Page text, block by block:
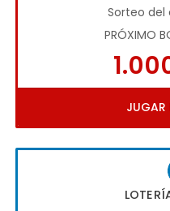
Sorteo del
PRÓXIMO
JUGAR